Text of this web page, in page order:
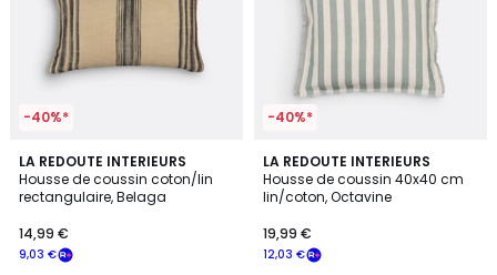
-40%*
LA REDOUTE INTERIEURS
Housse de coussin coton/lin
rectangulaire, Belaga
9,03 €
14,99 €
4,8
/ 5
-40%*
LA REDOUTE INTERIEURS
Housse de coussin 40x40 cm
lin/coton, Octavine
12,03 €
19,99 €
5
/
5